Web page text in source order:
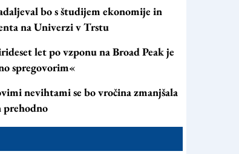
bo s študijem ekonomije in
na Univerzi v Trstu
let po vzponu na Broad Peak je
spregovorim«
nevihtami se bo vročina zmanjšala
prehodno